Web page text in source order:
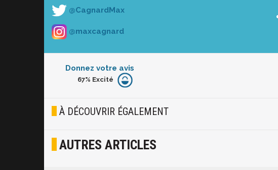
@CagnardMax
@maxcagnard
Donnez votre avis
Furieux
Joyeux
67% Excité
À DÉCOUVRIR ÉGALEMENT
AUTRES ARTICLES